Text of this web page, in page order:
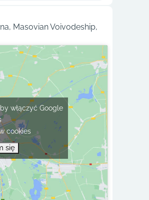
Masovian Voivodeship,
włączyć Google
cookies
się